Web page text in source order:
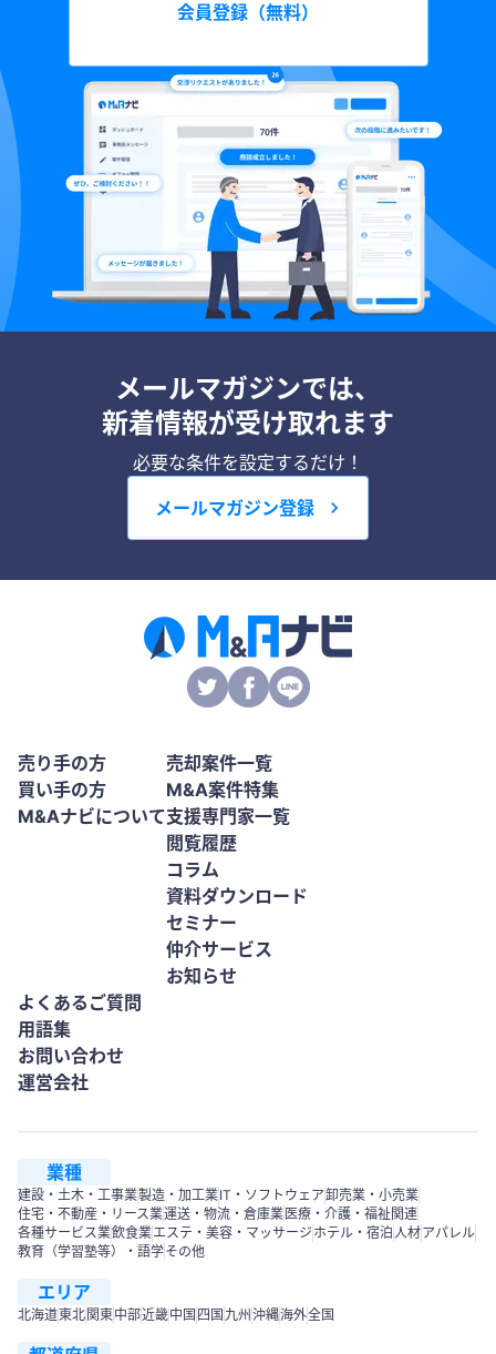
会員登録（無料）
メールマガジンでは、
新着情報が受け取れます
必要な条件を設定するだけ！
メールマガジン登録
売り手の方
買い手の方
M&Aナビについて
売却案件一覧
M&A案件特集
支援専門家一覧
閲覧履歴
コラム
資料ダウンロード
セミナー
仲介サービス
お知らせ
よくあるご質問
用語集
お問い合わせ
運営会社
業種
建設・土木・工事業製造・加工業IT・ソフトウェア卸売業・小売業
住宅・不動産・リース業運送・物流・倉庫業 医療・介護・福祉関連
各種サービス業飲食業エステ・美容・マッサージ ホテル・宿泊人材アパレル
教育（学習塾等）・語学その他
エリア
北海道東北 関東中部近畿中国 四国 九州 沖縄海外全国